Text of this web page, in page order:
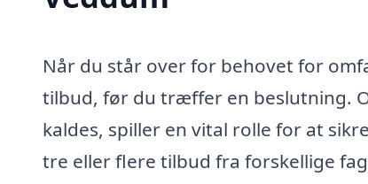
Når du står over for behovet for
tilbud, før du træffer en beslutning.
kaldes, spiller en vital rolle for at
tre eller flere tilbud fra forskellige